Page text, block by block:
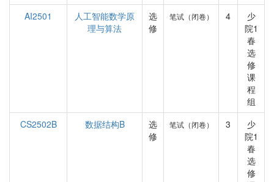
AI2501
人工智能数学原
理与算法
选
修
笔试（闭卷） 4
少
院1
春
选
修
课
程
组
CS2502B
数据结构B
选
修
笔试（闭卷） 3
少
院1
春
选
修